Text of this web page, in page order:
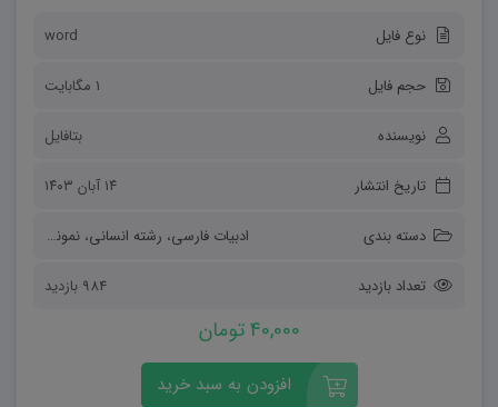
نوع فایل word
حجم فایل 1 مگابایت
نویسنده بتافایل
تاریخ انتشار ۱۴ آبان ۱۴۰۳
دسته بندی ادبیات فارسی، رشته انسانی، نمونه سوالات
تعداد بازدید 984 بازدید
40,000 تومان
افزودن به سبد خرید